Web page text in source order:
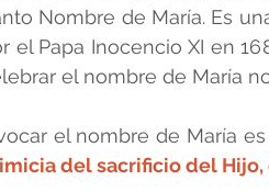
ABANDÓNATE, CONFÍA ,
Nombre de María. Es
el Papa Inocencio XI en
el nombre de María
el nombre de María
del sacrificio del